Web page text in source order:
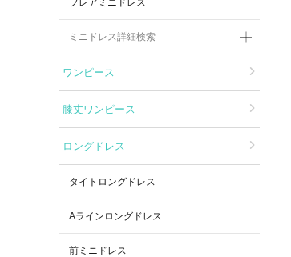
フレアミニドレス
ミニドレス詳細検索
ワンピース
膝丈ワンピース
ロングドレス
タイトロングドレス
Aラインロングドレス
前ミニドレス